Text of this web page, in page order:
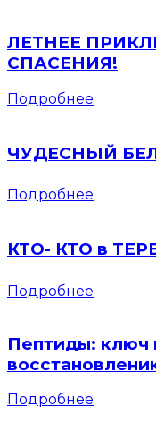
ЛЕТНЕЕ
СПАСЕНИЯ!
Подробнее
ЧУДЕСНЫЙ
Подробнее
КТО- КТО в
Подробнее
Пептиды:
Подробнее